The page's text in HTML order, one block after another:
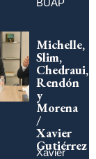
Michelle,
Slim,
Chedraui,
Rendón
y
Morena
/
Xavier
Gutiérrez
Xavier